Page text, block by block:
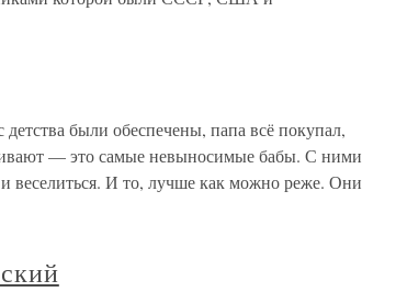
были обеспечены, папа всё покупал,
— это самые невыносимые бабы. С ними
веселиться. И то, лучше как можно реже. Они